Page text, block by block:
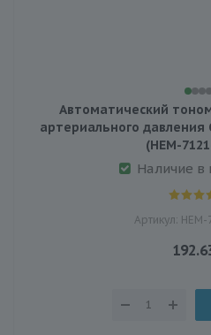
Автоматический
артериального
(HEM-
Наличие в
Артикул: